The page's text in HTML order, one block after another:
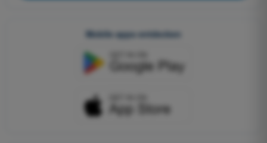
Mobile apps entdecken